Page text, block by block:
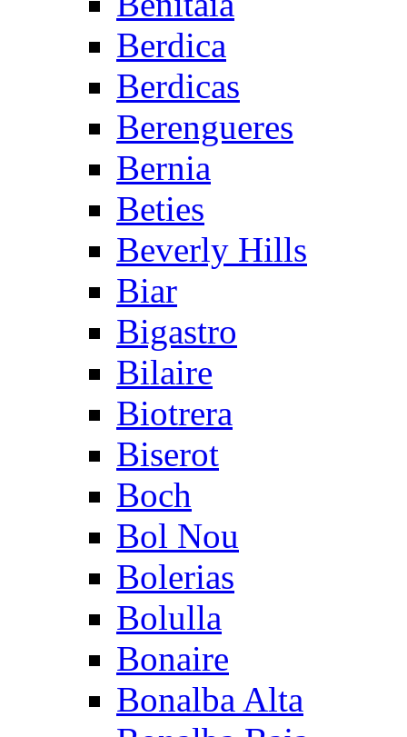
Berdica
Berdicas
Berengueres
Bernia
Beties
Beverly Hills
Biar
Bigastro
Bilaire
Biotrera
Biserot
Boch
Bol Nou
Bolerias
Bolulla
Bonaire
Bonalba Alta